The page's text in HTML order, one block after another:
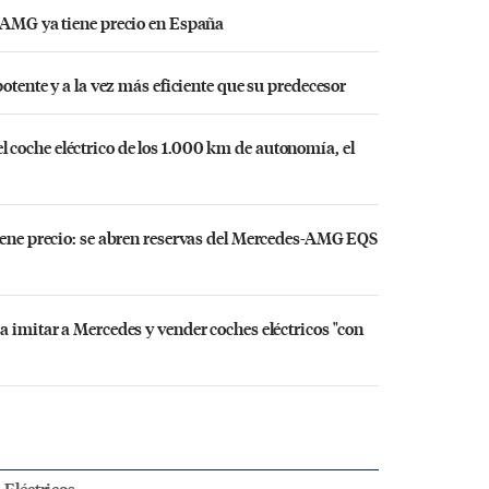
ya tiene precio en España
y a la vez más eficiente que su predecesor
eléctrico de los 1.000 km de autonomía, el
precio: se abren reservas del Mercedes-AMG EQS
imitar a Mercedes y vender coches eléctricos "con